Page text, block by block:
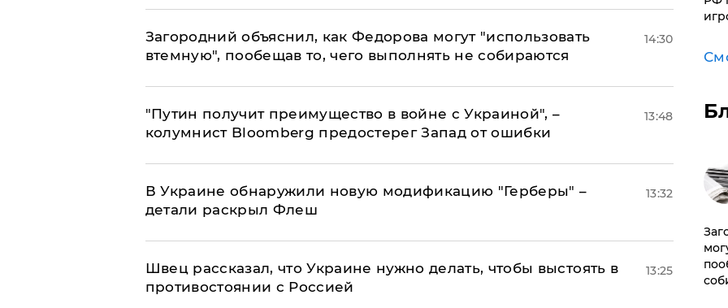
Загородний объяснил, как Федорова могут "использовать
втемную", пообещав то, чего выполнять не собираются
14:30
"Путин получит преимущество в войне с Украиной", –
колумнист Bloomberg предостерег Запад от ошибки
13:48
В Украине обнаружили новую модификацию "Герберы" –
детали раскрыл Флеш
13:32
Швец рассказал, что Украине нужно делать, чтобы выстоять в
противостоянии с Россией
13:25